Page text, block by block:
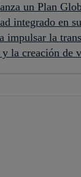
un Plan
integrado en
impulsar la
la creación de